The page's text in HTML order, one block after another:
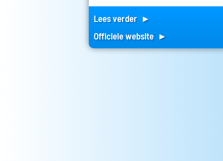
Lees verder ►
Officiele website ►